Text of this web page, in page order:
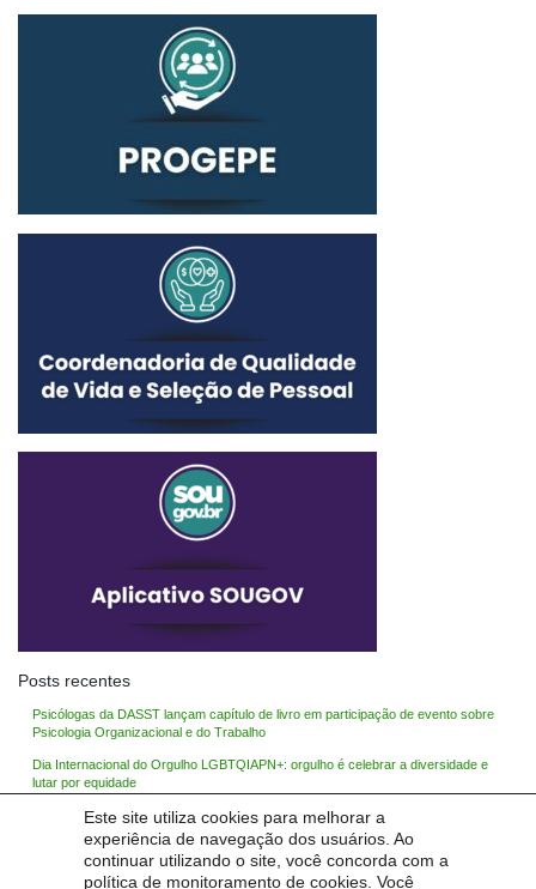
Este site utiliza cookies para melhorar a
experiência de navegação dos usuários. Ao
continuar utilizando o site, você concorda com a
política de monitoramento de cookies. Você
Posts recentes
Psicólogas da DASST lançam capítulo de livro em participação de evento sobre
Psicologia Organizacional e do Trabalho
Dia Internacional do Orgulho LGBTQIAPN+: orgulho é celebrar a diversidade e
lutar por equidade
Psicólogas da DASST realizam capacitação da Rede de Acolhimento da
Mês do Trabalho: a valorização profissional se constrói com garantias legais.